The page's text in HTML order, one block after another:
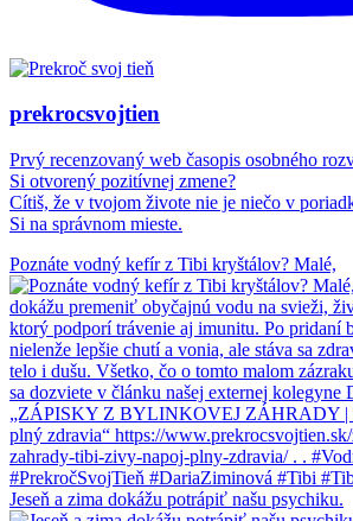
prekrocsvojtien
Prvý recenzovaný web časopis osobného
Si otvorený pozitívnej zmene?
Cítiš, že v tvojom živote nie je niečo v
Si na správnom mieste.
Poznáte vodný kefír z Tibi kryštálov? Malé,
Jeseň a zima dokážu potrápiť našu psychiku.